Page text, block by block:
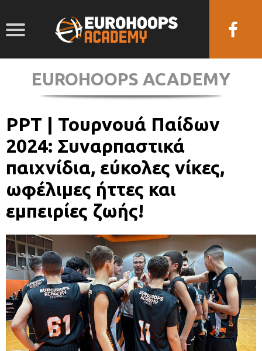
EUROHOOPS ACADEMY
PPT | Τουρνουά Παίδων
2024: Συναρπαστικά
παιχνίδια, εύκολες νίκες,
ωφέλιμες ήττες και
εμπειρίες ζωής!